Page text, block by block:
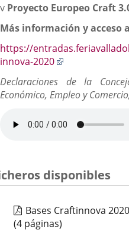
v Proyecto Europeo Craft
Más información y acceso
https://
innova-2020
una
aplicación
Declaraciones de la
Económico, Empleo y
disponibles
Bases Craftinnova
(4 páginas)